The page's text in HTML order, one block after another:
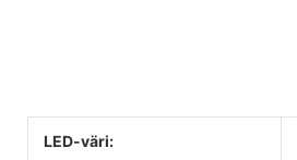
LED-väri: